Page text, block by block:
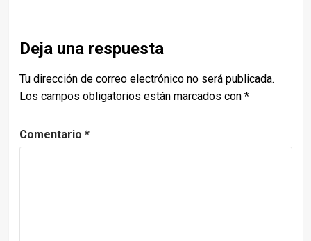
Deja una respuesta
Tu dirección de correo electrónico no será publicada.
Los campos obligatorios están marcados con *
Comentario *